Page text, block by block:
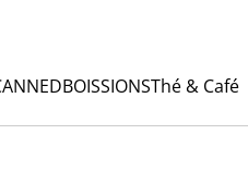
BOISSIONSThé & Café